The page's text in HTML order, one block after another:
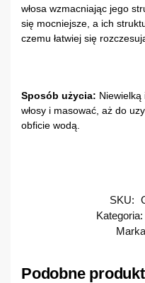
włosa wzmacniając jego
się mocniejsze, a ich
czemu łatwiej się
Sposób użycia:
włosy i masować, aż do
obficie wodą.
SKU:
Kategoria:
Podobne